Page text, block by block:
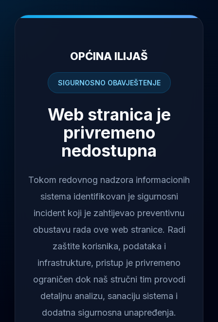
OPĆINA ILIJAŠ
SIGURNOSNO OBAVJEŠTENJE
Web stranica je
privremeno
nedostupna
Tokom redovnog nadzora informacionih
sistema identifikovan je sigurnosni
incident koji je zahtijevao preventivnu
obustavu rada ove web stranice. Radi
zaštite korisnika, podataka i
infrastrukture, pristup je privremeno
ograničen dok naš stručni tim provodi
detaljnu analizu, sanaciju sistema i
dodatna sigurnosna unapređenja.